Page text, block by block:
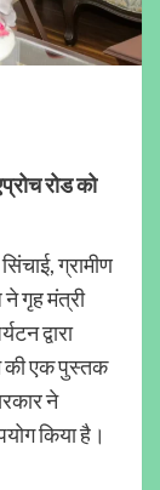
रोड को
ग्रामीण
ने गृह मंत्री
द्वारा
की एक पुस्तक
ने
किया है।